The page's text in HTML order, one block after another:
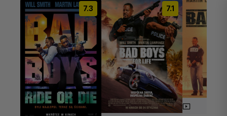
7.3 7.1